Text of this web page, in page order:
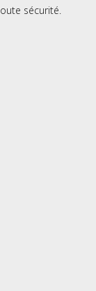
sécurité.